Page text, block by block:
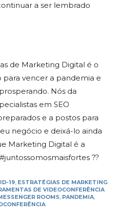
a ser lembrado
de Marketing Digital é o
para vencer a pandemia e
Nós da
em SEO
e a postos para
negócio e deixá-lo ainda
Marketing Digital é a
#juntossomosmaisfortes ??
19, ESTRATÉGIAS DE MARKETING
DE VIDEOCONFERÊNCIA
ROOMS, PANDEMIA,